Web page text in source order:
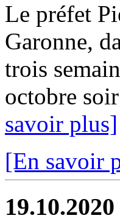
Le préfet
Garonne,
trois
octobre
savoir plus]
[En savoir
19.10.2020